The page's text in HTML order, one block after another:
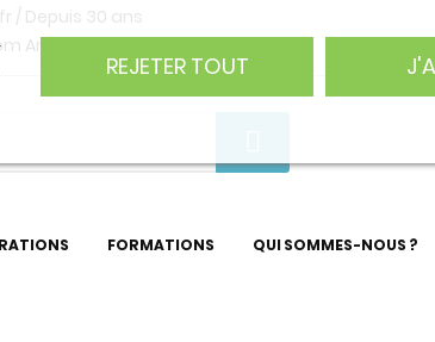
/ Depuis 30 ans
Angers
REJETER TOUT
FORMATIONS QUI SOMMES-NOUS ?